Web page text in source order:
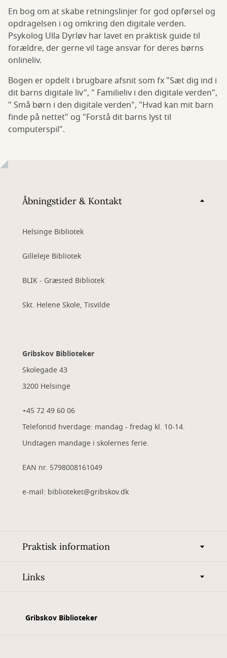
En bog om at skabe retningslinjer for god opførsel og
opdragelsen i og omkring den digitale verden.
Psykolog Ulla Dyrløv har lavet en praktisk guide til
forældre, der gerne vil tage ansvar for deres børns
onlineliv.
Bogen er opdelt i brugbare afsnit som fx "Sæt dig ind i
dit barns digitale liv", " Familieliv i den digitale verden",
" Små børn i den digitale verden", "Hvad kan mit barn
finde på nettet" og "Forstå dit barns lyst til
computerspil".
Åbningstider & Kontakt
Helsinge Bibliotek
Gilleleje Bibliotek
BLIK - Græsted Bibliotek
Skt. Helene Skole, Tisvilde
Gribskov Biblioteker
Skolegade 43
3200 Helsinge
+45 72 49 60 06
Telefontid hverdage: mandag - fredag kl. 10-14.
Undtagen mandage i skolernes ferie.
EAN nr. 5798008161049
e-mail: biblioteket@gribskov.dk
Praktisk information
Links
Gribskov Biblioteker